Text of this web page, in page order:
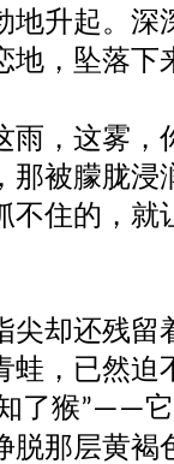
升起。
，坠落下
雨，这雾
被朦胧
住的，
却还残
，已然
了猴”——
那层黄